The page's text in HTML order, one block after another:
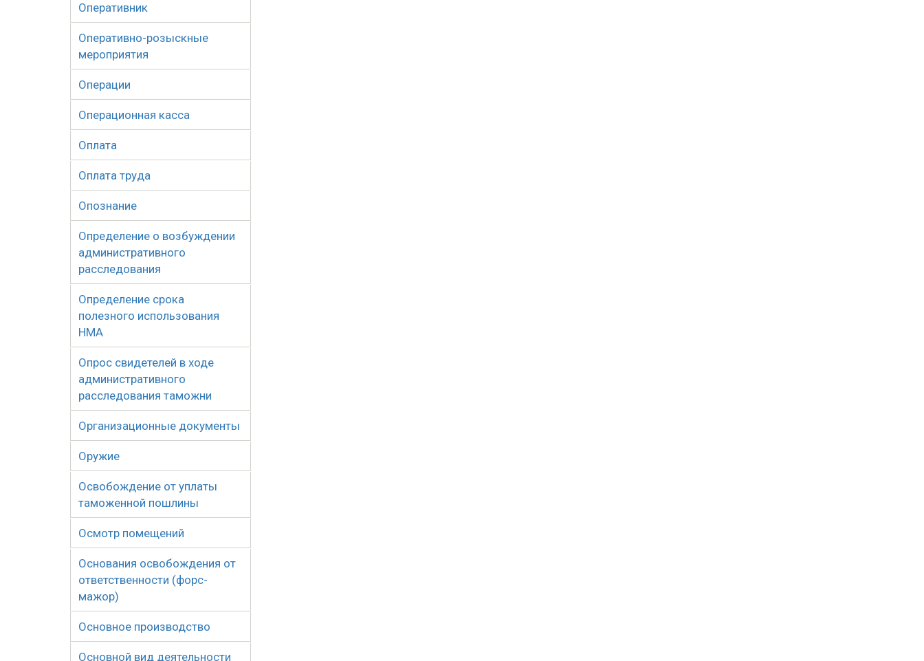
Оперативник
Оперативно-розыскные
мероприятия
Операции
Операционная касса
Оплата
Оплата труда
Опознание
Определение о возбуждении
административного
расследования
Определение срока
полезного использования
НМА
Опрос свидетелей в ходе
административного
расследования таможни
Организационные документы
Оружие
Освобождение от уплаты
таможенной пошлины
Осмотр помещений
Основания освобождения от
ответственности (форс-
мажор)
Основное производство
Основной вид деятельности